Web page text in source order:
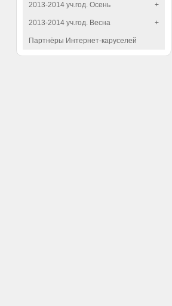
+
2013-2014 уч.год. Осень
+
2013-2014 уч.год. Весна
Партнёры Интернет-каруселей